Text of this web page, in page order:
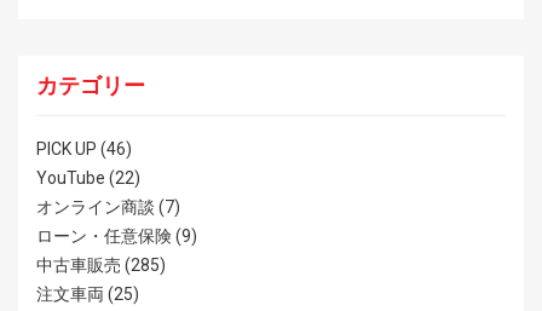
カテゴリー
PICK UP (46)
YouTube (22)
オンライン商談 (7)
ローン・任意保険(9)
中古車販売 (285)
注文車両 (25)